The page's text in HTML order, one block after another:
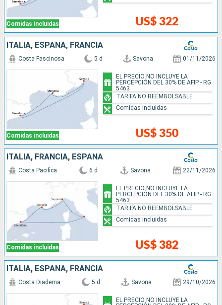
Comidas incluidas US$ 322
ITALIA, ESPAÑA, FRANCIA
Comidas incluidas
Costa Fascinosa 5 d Savona 01/11/2026
US$ 350
EL PRECIO NO INCLUYE LA
PERCEPCIÓN DEL 30% DE AFIP - RG
5463
TARIFA NO REEMBOLSABLE
Comidas incluidas
ITALIA, FRANCIA, ESPAÑA
Comidas incluidas
Costa Pacifica 6 d Savona 22/11/2026
US$ 382
EL PRECIO NO INCLUYE LA
PERCEPCIÓN DEL 30% DE AFIP - RG
5463
TARIFA NO REEMBOLSABLE
Comidas incluidas
ITALIA, ESPAÑA, FRANCIA
Costa Diadema 5 d Savona 29/10/2026
EL PRECIO NO INCLUYE LA